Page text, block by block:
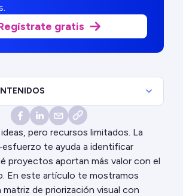
gratis
pero recursos limitados. La
te ayuda a identificar
proyectos aportan más valor con el
En este artículo te mostramos
de priorización visual con